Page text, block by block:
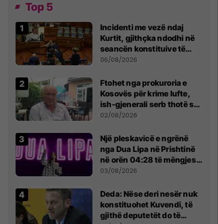
Top 5
Incidenti me vezë ndaj
Kurtit, gjithçka ndodhi në
seancën konstituive të
Kuvendit
06/08/2026
Ftohet nga prokuroria e
Kosovës për krime lufte,
ish-gjenerali serb thotë se
dikush e tradhtoi në
02/08/2026
Një pleskavicë e ngrënë
nga Dua Lipa në Prishtinë
në orën 04:28 të mëngjesit
- dhe bota digjitale serbe
03/08/2026
Deda: Nëse deri nesër nuk
konstituohet Kuvendi, të
gjithë deputetët do të